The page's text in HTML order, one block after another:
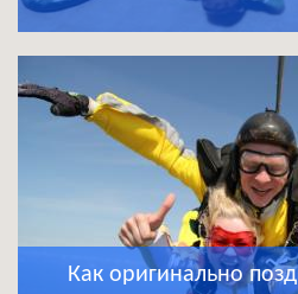
Как оригинально